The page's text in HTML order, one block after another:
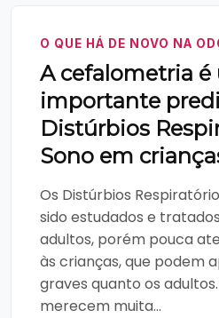
O QUE HÁ DE NOVO NA
A cefalometria é
importante
Distúrbios
Sono em
Os Distúrbios
sido estudados e
adultos, porém pouca
às crianças, que podem
graves quanto os
merecem muita...